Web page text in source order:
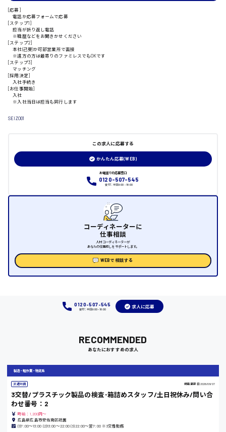
山口県
大竹市
福岡県
竹原市
日給制すべて
[応募]
電話か応募フォームで応募
[ステップ1]
担当が折り返し電話
※職歴などをお聞きかせください
[ステップ2]
本社(己斐)か可部営業所で面接
※遠方の方は最寄りのファミレスでもOKです
[ステップ3]
マッチング
[採用決定]
入社手続き
[お仕事開始]
入社
※入社当日は担当も同行します
SEIZO01
この求人に応募する
かんたん応募(WEB)
お電話での応募窓口
0120-507-545
受付：平日9:00 - 18:00
コーディネーターに
仕事相談
人材コーディネーターが
あなたの仕事探しをサポートします。
WEBで相談する
0120-507-545
受付：平日9:00 - 18:00
求人に応募
RECOMMENDED
あなたにおすすめの求人
製造・軽作業・物流系
派遣社員 掲載更新日 2026/08/07
3交替/プラスチック製品の検査･箱詰めスタッフ/土日祝休み/問い合
わせ番号：2
時給：1,200円～
広島県広島市安佐南区祇園
(1)7:00〜13:00 (2)13:00〜22:00 (3)22:00〜翌7:00 ※3交替勤務